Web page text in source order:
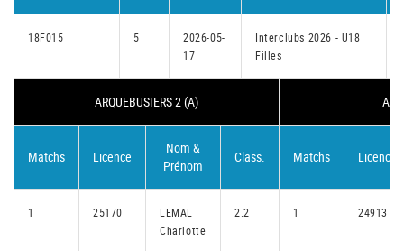
18F015 5
2026-05-
17
Interclubs 2026 - U18
Filles
ARQUEBUSIERS 2 (A)
Matchs Licence
Nom &
Prénom
Class. Matchs Licence
1 25170
LEMAL
Charlotte
2.2 1 24913